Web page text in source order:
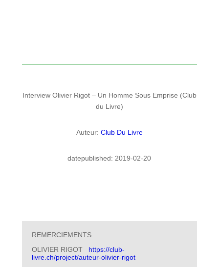
Interview Olivier Rigot – Un Homme Sous Emprise (Club
du Livre)
Auteur: Club Du Livre
datepublished: 2019-02-20
REMERCIEMENTS
OLIVIER RIGOT https://club-
livre.ch/project/auteur-olivier-rigot